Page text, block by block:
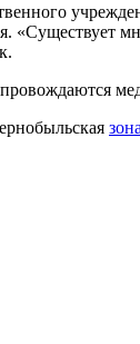
«Существует